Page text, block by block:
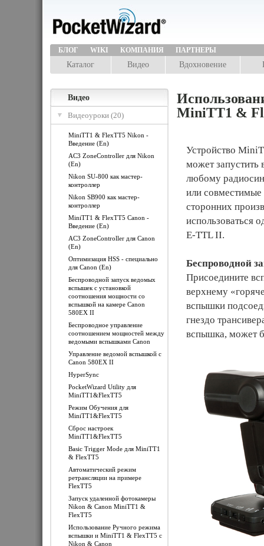
БЛОГ WIKI КОМПАНИЯ ПАРТНЕРЫ
Каталог Видео Вдохновение
Видео
Видеоуроки (20)
MiniTT1 & FlexTT5 Nikon -
Введение (En)
AC3 ZoneController для Nikon
(En)
Nikon SU-800 как мастер-
контроллер
Nikon SB900 как мастер-
контроллер
MiniTT1 & FlexTT5 Canon -
Введение (En)
AC3 ZoneController для Canon
(En)
Оптимизация HSS - специально
для Canon (En)
Беспроводной запуск ведомых
вспышек с установкой
соотношения мощности со
вспышкой на камере Canon
580EX II
Беспроводное управление
соотношением мощностей между
ведомыми вспышками Canon
Управление ведомой вспышкой с
Canon 580EX II
HyperSync
PocketWizard Utility для
MiniTT1&FlexTT5
Режим Обучения для
MiniTT1&FlexTT5
Сброс настроек
MiniTT1&FlexTT5
Basic Trigger Mode для MiniTT1
& FlexTT5
Автоматический режим
ретрансляции на примере
FlexTT5
Запуск удаленной фотокамеры
Nikon & Canon MiniTT1 &
FlexTT5
Использование Ручного режима
вспышки и MiniTT1 & FlexTT5 с
Nikon & Canon
MiniTT1 &
Устройство
может
любому
или совместимые
сторонних
использоваться
E-TTL II.
Беспроводной
Присоедините
верхнему
вспышки
гнездо
вспышка, может